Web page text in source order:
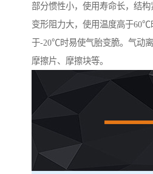
部分惯性小，使用寿命长，结
变形阻力大，使用温度高于
于-20℃时易使气胎变脆。气动
摩擦片、摩擦块等。